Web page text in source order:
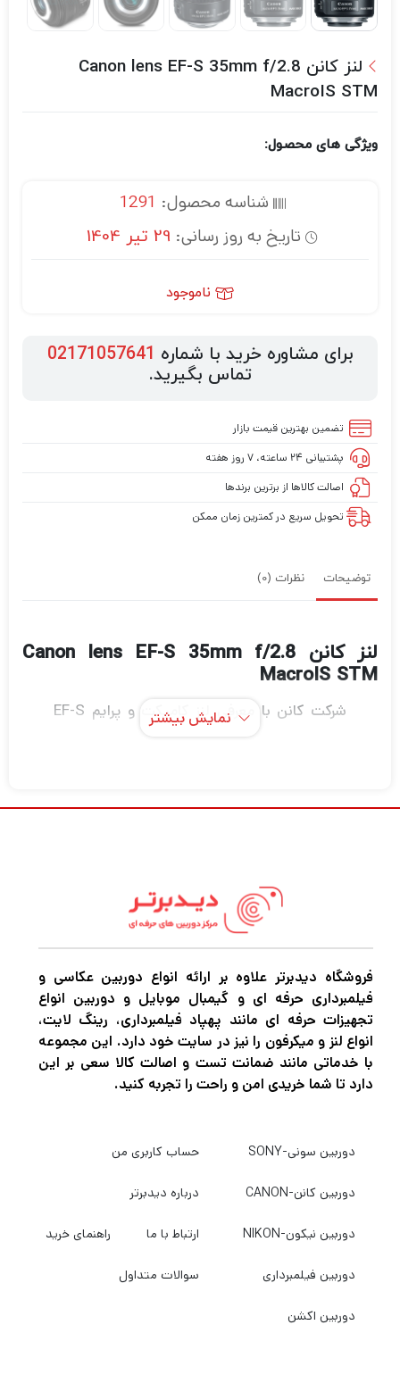
لنز کانن Canon lens EF-S 35mm f/2.8
MacroIS STM
ویژگی های محصول:
شناسه محصول: 1291
تاریخ به روز رسانی: 29 تیر 1404
ناموجود
برای مشاوره خرید با شماره 02171057641
تماس بگیرید.
تضمین بهترین قیمت بازار
پشتیبانی ۲۴ ساعته، ۷ روز هفته
اصالت کالاها از برترین برندها
تحویل سریع در کمترین زمان ممکن
توضیحات نظرات (0)
لنز کانن Canon lens EF-S 35mm f/2.8
MacroIS STM
شرکت کانن با معرفی لنز کامپکت و پرایم EF-S
آن برابر با ۵۶ میلیمتر می‌باشد بنابراین می‌توانید
به راحتی از سوژه‌های بسیار کوچک مانند حشرات
و سکه‌ها و تمبر عکاسی کنید. ضریب بزرگنمایی در
لنز ماکرو کانن EF-S 35mmبرابر با ۱:۱ بوده و
حداقل فاصله فوکوس آن ۱۳ سانتیمتر است.
همچنین این لنز به فلاش‌های LED پیوسته در
جلو مجهز می‌باشد که منجر به ثبت باکیفیت‌تر
عکس‌های ماکرو می‌شود و با آن می‌توان
از جواهرات عکس‌های بی‌نظیری ثبت نمود.
عدسی‌ها
در داخل لنز از ۱۰ عدسی در ۶ گروه استفاده شده
اصلاح شده و شارپنس و کیفیت تصویر،‌بیشتر
نمایش بیشتر
فروشگاه دیدبرتر علاوه بر ارائه انواع دوربین عکاسی و
فیلمبرداری حرفه ای و گیمبال موبایل و دوربین انواع
تجهیزات حرفه ای مانند پهپاد فیلمبرداری، رینگ لایت،
انواع لنز و میکرفون را نیز در سایت خود دارد. این مجموعه
با خدماتی مانند ضمانت تست و اصالت کالا سعی بر این
دارد تا شما خریدی امن و راحت را تجربه کنید.
دوربین سونی-SONY
دوربین کانن-CANON
دوربین نیکون-NIKON
دوربین فیلمبرداری
دوربین اکشن
حساب کاربری من
درباره دیدبرتر
ارتباط با ما راهنمای خرید
سوالات متداول